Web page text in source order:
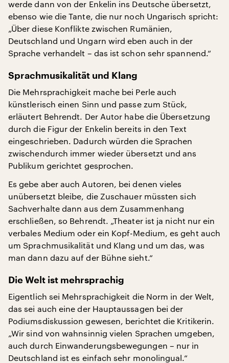
werde dann von der Enkelin ins Deutsche übersetzt,
ebenso wie die Tante, die nur noch Ungarisch spricht:
„Über diese Konflikte zwischen Rumänien,
Deutschland und Ungarn wird eben auch in der
Sprache verhandelt – das ist schon sehr spannend.“
Sprachmusikalität und Klang
Die Mehrsprachigkeit mache bei Perle auch
künstlerisch einen Sinn und passe zum Stück,
erläutert Behrendt. Der Autor habe die Übersetzung
durch die Figur der Enkelin bereits in den Text
eingeschrieben. Dadurch würden die Sprachen
zwischendurch immer wieder übersetzt und ans
Publikum gerichtet gesprochen.
Es gebe aber auch Autoren, bei denen vieles
unübersetzt bleibe, die Zuschauer müssten sich
Sachverhalte dann aus dem Zusammenhang
erschließen, so Behrendt. „Theater ist ja nicht nur ein
verbales Medium oder ein Kopf-Medium, es geht auch
um Sprachmusikalität und Klang und um das, was
man dann dazu auf der Bühne sieht.“
Die Welt ist mehrsprachig
Eigentlich sei Mehrsprachigkeit die Norm in der Welt,
das sei auch eine der Hauptaussagen bei der
Podiumsdiskussion gewesen, berichtet die Kritikerin.
„Wir sind von wahnsinnig vielen Sprachen umgeben,
auch durch Einwanderungsbewegungen – nur in
Deutschland ist es einfach sehr monolingual.“